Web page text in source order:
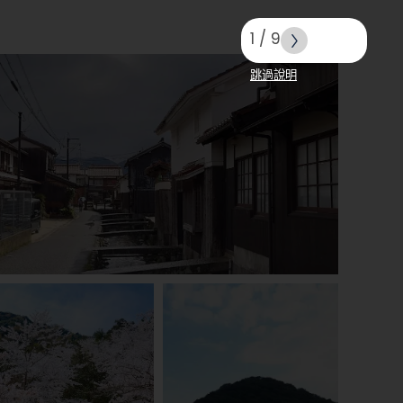
1 / 9
跳過說明